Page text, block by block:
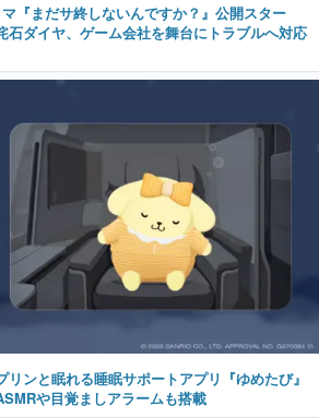
『まだサ終しないんですか？』公開スター
石ダイヤ、ゲーム会社を舞台にトラブルへ対応
ンと眠れる睡眠サポートアプリ『ゆめたび』
や目覚ましアラームも搭載